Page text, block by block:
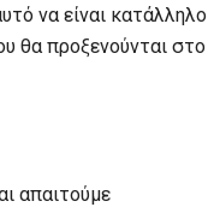
να είναι κατάλληλο
θα προξενούνται στο
απαιτούμε